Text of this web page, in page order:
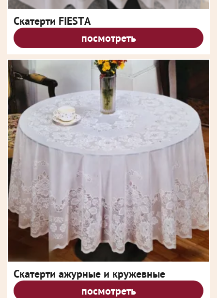
Скатерти FIESTA
посмотреть
Скатерти ажурные и кружевные
посмотреть